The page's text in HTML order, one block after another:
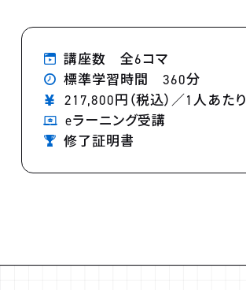
講座数 全6コマ
標準学習時間 360分
217,800円（税込）／1人あたり
eラーニング受講
修了証明書